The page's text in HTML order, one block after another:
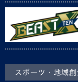
スポーツ・地域